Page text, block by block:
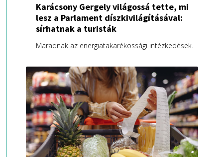
Karácsony Gergely világossá tette, mi
lesz a Parlament díszkivilágításával:
sírhatnak a turisták
Maradnak az energiatakarékossági intézkedések.